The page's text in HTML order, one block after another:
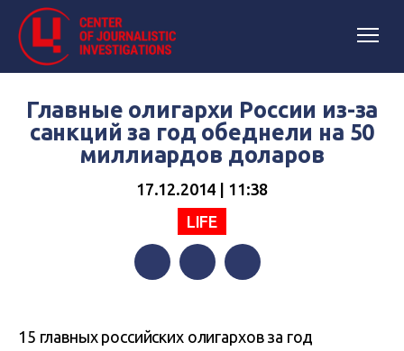
Главные олигархи России из-за
санкций за год обеднели на 50
миллиардов доларов
17.12.2014 | 11:38
LIFE
15 главных российских олигархов за год